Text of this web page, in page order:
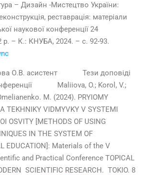
– Дизайн -Мистецтво України:
реставрація: матеріали
наукової конференції 24
р. – К.: КНУБА, 2024. – с. 92-93.
О.В. асистент Тези доповіді
Maliiova, O.; Korol, V.;
M. (2024). PRYIOMY
TEKHNIKY VIDMYVKY V SYSTEMI
OSVITY [METHODS OF USING
IN THE SYSTEM OF
EDUCATION]: Materials of the V
and Practical Conference TOPICAL
SCIENTIFIC RESEARCH. TOKIO. 8